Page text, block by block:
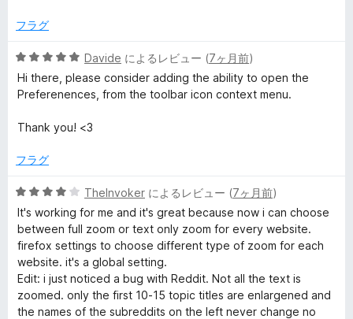
価
1
評
価
フラグ
5
段
階
5
評
Davide によるレビュー (7ヶ月前)
Hi there, please consider adding the ability to open the
Preferenences, from the toolbar icon context menu.
Thank you! <3
フラグ
5
段
階
中
4
の
評
価
TheInvoker によるレビュー (7ヶ月前)
It's working for me and it's great because now i can choose
between full zoom or text only zoom for every website.
firefox settings to choose different type of zoom for each
website. it's a global setting.
Edit: i just noticed a bug with Reddit. Not all the text is
zoomed. only the first 10-15 topic titles are enlargened and
the names of the subreddits on the left never change no